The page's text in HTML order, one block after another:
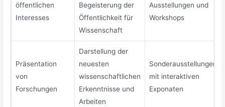
öffentlichen
Interesses
Begeisterung der
Öffentlichkeit für
Wissenschaft
Ausstellungen und
Workshops
Präsentation
von
Forschungen
Darstellung der
neuesten
wissenschaftlichen
Erkenntnisse und
Arbeiten
Sonderausstellungen
mit interaktiven
Exponaten